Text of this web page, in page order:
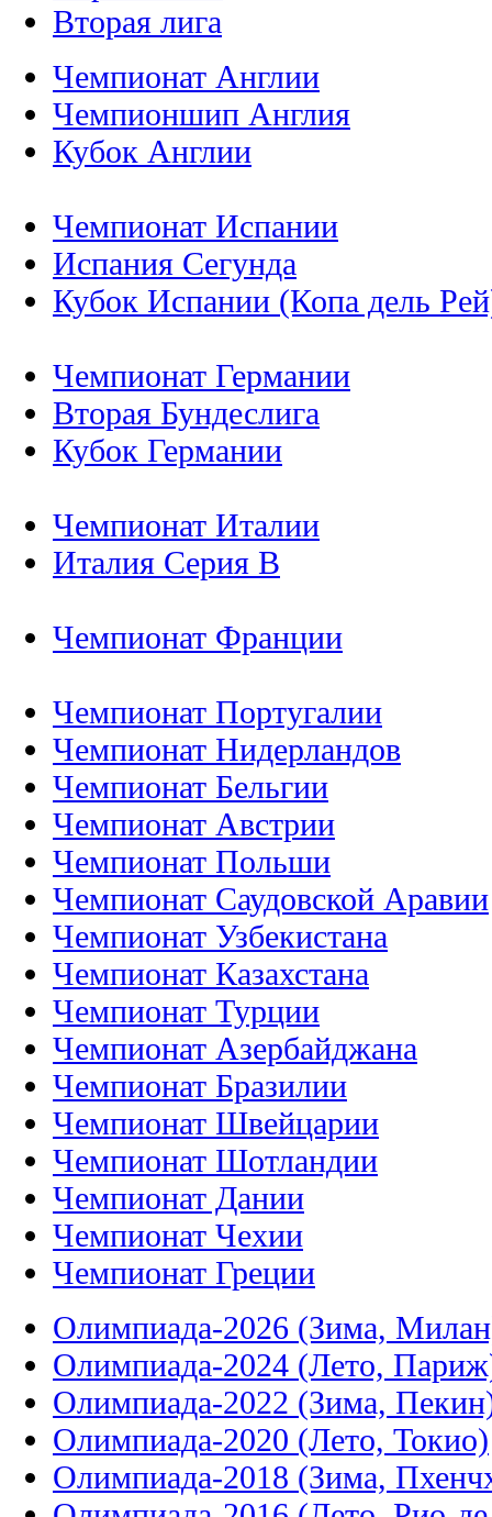
Вторая лига
Чемпионат Англии
Чемпионшип Англия
Кубок Англии
Чемпионат Испании
Испания Сегунда
Кубок Испании (Копа дель
Чемпионат Германии
Вторая Бундеслига
Кубок Германии
Чемпионат Италии
Италия Серия B
Чемпионат Франции
Чемпионат Португалии
Чемпионат Нидерландов
Чемпионат Бельгии
Чемпионат Австрии
Чемпионат Польши
Чемпионат Саудовской Аравии
Чемпионат Узбекистана
Чемпионат Казахстана
Чемпионат Турции
Чемпионат Азербайджана
Чемпионат Бразилии
Чемпионат Швейцарии
Чемпионат Шотландии
Чемпионат Дании
Чемпионат Чехии
Чемпионат Греции
Олимпиада-2026 (Зима,
Олимпиада-2024 (Лето,
Олимпиада-2022 (Зима,
Олимпиада-2020 (Лето, Токио)
Олимпиада-2018 (Зима,